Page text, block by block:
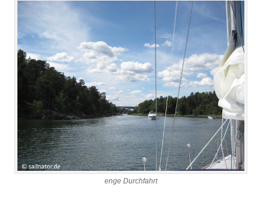
enge Durchfahrt